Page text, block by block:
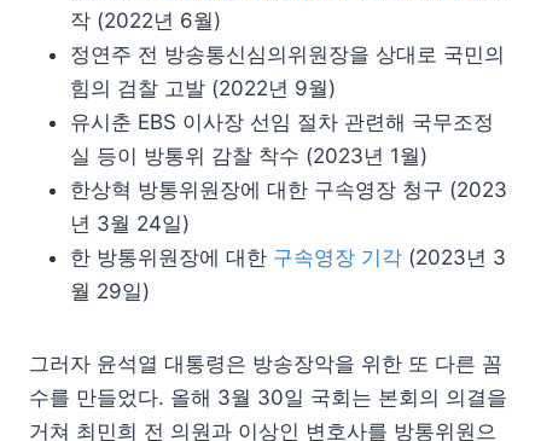
작 (2022년 6월)
정연주 전 방송통신심의위원장을 상대로 국민의
힘의 검찰 고발 (2022년 9월)
유시춘 EBS 이사장 선임 절차 관련해 국무조정
실 등이 방통위 감찰 착수 (2023년 1월)
한상혁 방통위원장에 대한 구속영장 청구 (2023
년 3월 24일)
한 방통위원장에 대한 구속영장 기각 (2023년 3
월 29일)
그러자 윤석열 대통령은 방송장악을 위한 또 다른 꼼
수를 만들었다. 올해 3월 30일 국회는 본회의 의결을
거쳐 최민희 전 의원과 이상인 변호사를 방통위원으